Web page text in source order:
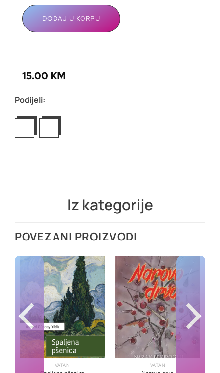
DODAJ U KORPU
15.00 KM
Podijeli:
Iz kategorije
POVEZANI PROIZVODI
VATAN VATAN